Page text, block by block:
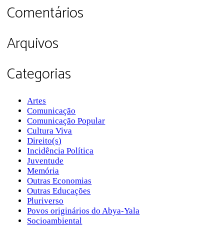
Comentários
Arquivos
Categorias
Artes
Comunicação
Comunicação Popular
Cultura Viva
Direito(s)
Incidência Política
Juventude
Memória
Outras Economias
Outras Educações
Pluriverso
Povos originários do Abya-Yala
Socioambiental